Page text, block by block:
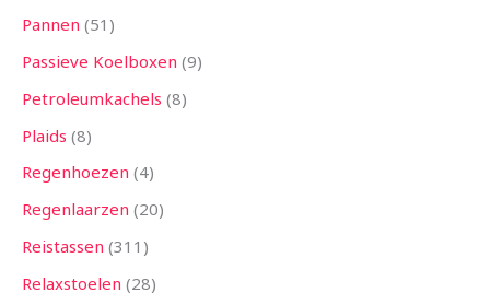
Pannen 51
Passieve Koelboxen 9
Petroleumkachels 8
Plaids 8
Regenhoezen 4
Regenlaarzen 20
Reistassen 311
Relaxstoelen 28